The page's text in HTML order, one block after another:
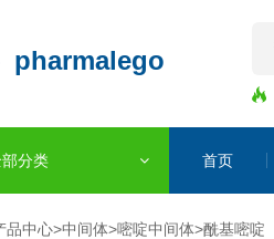
分类 首页
品中心>中间体>嘧啶中间体>酰基嘧啶